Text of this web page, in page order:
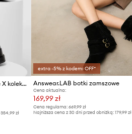
Answear.LAB botki skórzane X kolekcja limitowana NO SHAME
354,99 zł
extra -5% z kodem: OFF*
Answear.LAB botki zamszowe
Cena aktualna:
169,99 zł
Cena regularna:669,99 zł
Najniższa cena z 30 dni przed obniżką:179,99 zł